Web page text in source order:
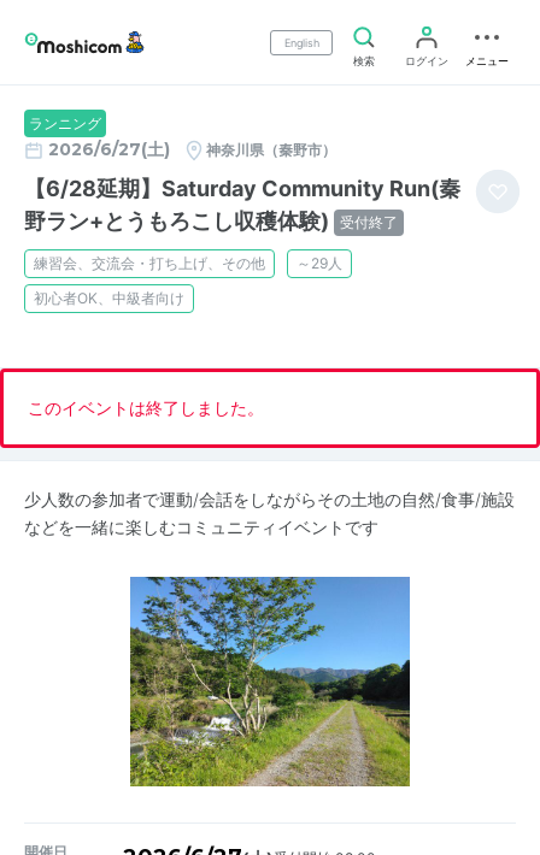
English
検索
ログイン メニュー
ランニング
2026/6/27(土) 神奈川県（秦野市）
【6/28延期】Saturday Community Run(秦
野ラン+とうもろこし収穫体験)
受付終了
練習会、交流会・打ち上げ、その他
～29人
初心者OK、中級者向け
このイベントは終了しました。
少人数の参加者で運動/会話をしながらその土地の自然/食事/施設
などを一緒に楽しむコミュニティイベントです